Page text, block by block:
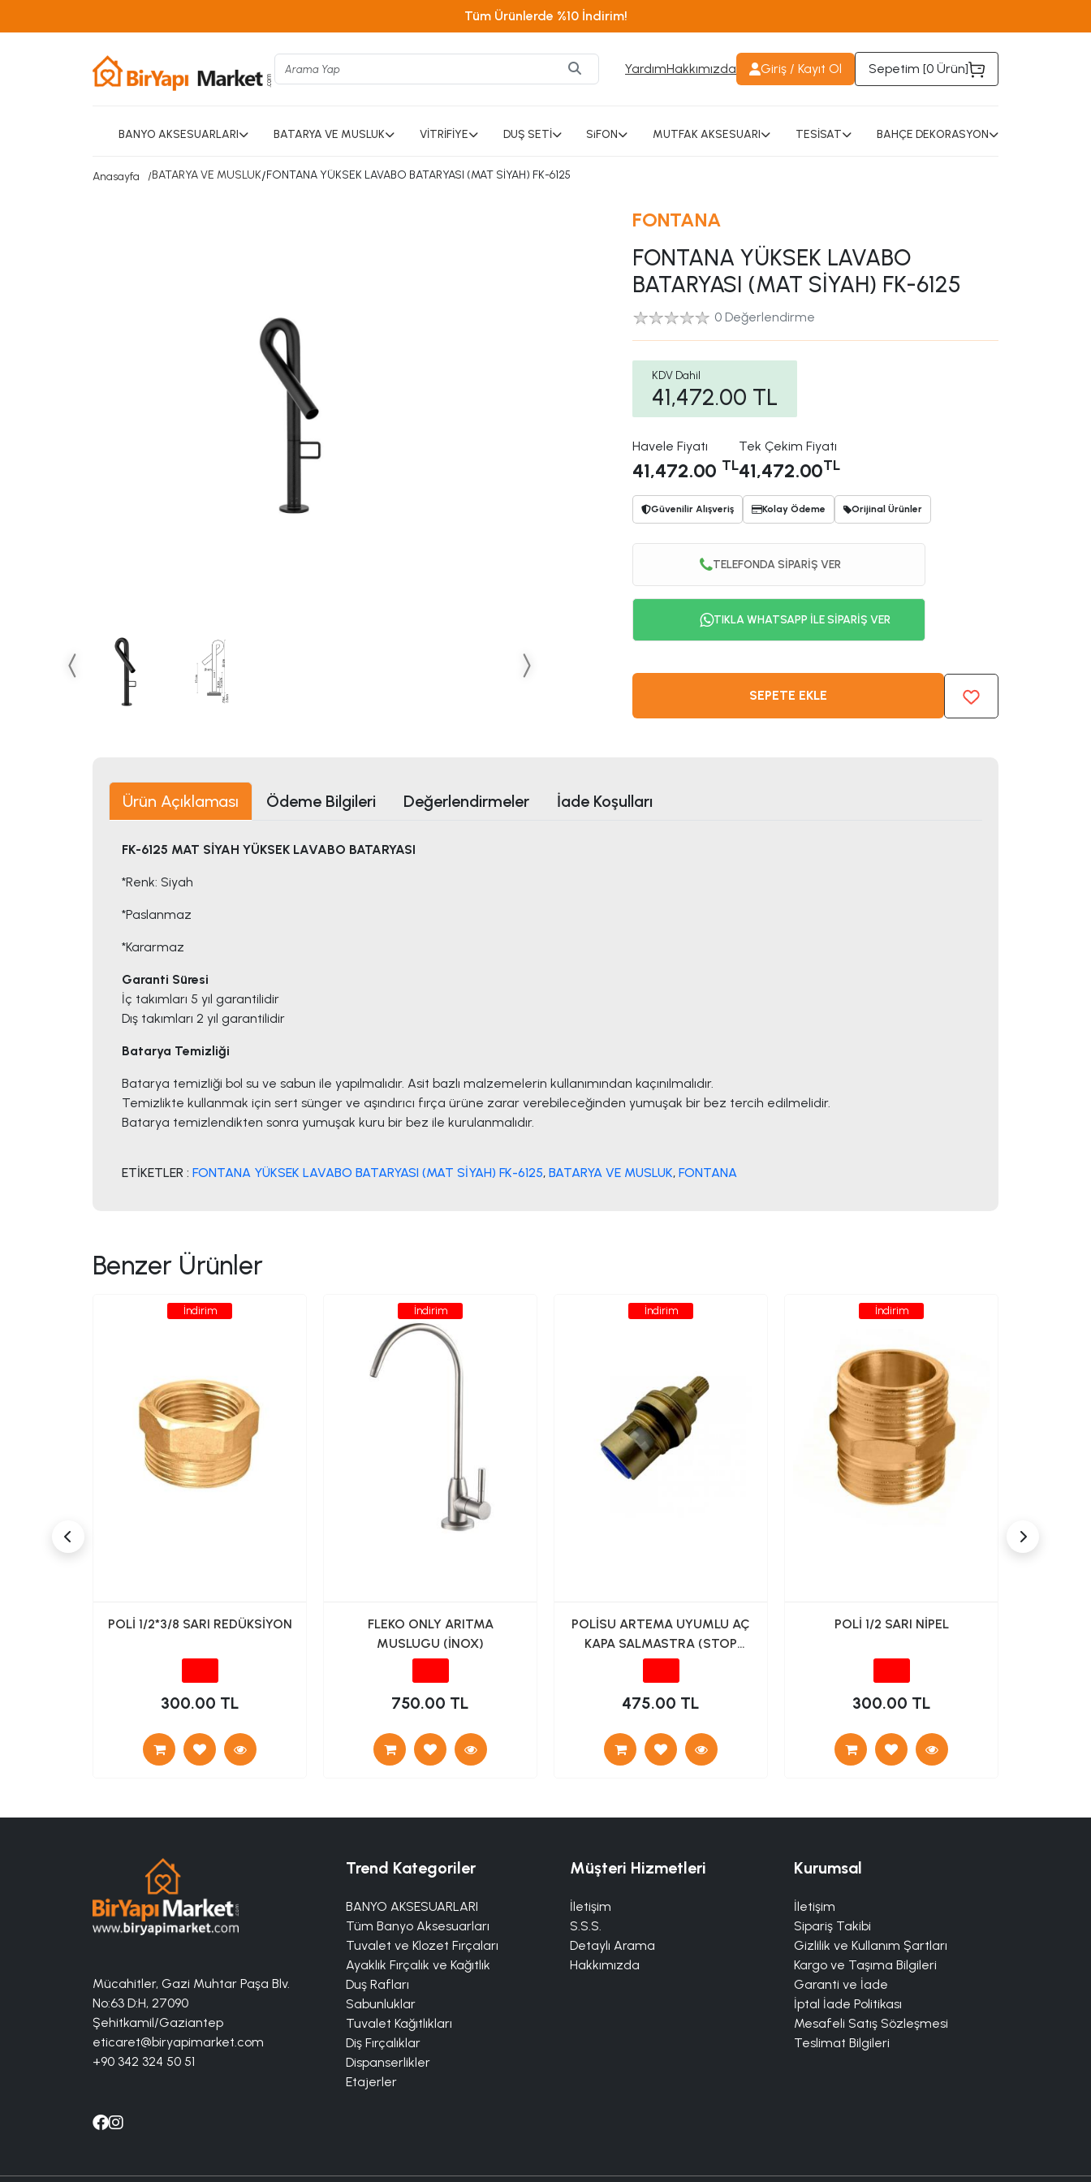
Tüm Ürünlerde %10 İndirim!
YardımHakkımızda Giriş / Kayıt Ol Sepetim [0 Ürün]
BANYO AKSESUARLARI BATARYA VE MUSLUK VİTRİFİYE DUŞ SETİ SiFON MUTFAK AKSESUARI TESİSAT BAHÇE DEKORASYON
Anasayfa BATARYA VE MUSLUK/FONTANA YÜKSEK LAVABO BATARYASI (MAT SİYAH) FK-6125
FONTANA
FONTANA YÜKSEK LAVABO
BATARYASI (MAT SİYAH) FK-6125
0 Değerlendirme
KDV Dahil
41,472.00 TL
Havele Fiyatı
41,472.00 TL
Tek Çekim Fiyatı
41,472.00TL
Güvenilir Alışveriş Kolay Ödeme Orijinal Ürünler
TELEFONDA SİPARİŞ VER
TIKLA WHATSAPP İLE SİPARİŞ VER
SEPETE EKLE
Ürün Açıklaması Ödeme Bilgileri Değerlendirmeler İade Koşulları
FK-6125 MAT SİYAH YÜKSEK LAVABO BATARYASI
*Renk: Siyah
*Paslanmaz
*Kararmaz
Garanti Süresi
İç takımları 5 yıl garantilidir
Dış takımları 2 yıl garantilidir
Batarya Temizliği
Batarya temizliği bol su ve sabun ile yapılmalıdır. Asit bazlı malzemelerin kullanımından kaçınılmalıdır.
Temizlikte kullanmak için sert sünger ve aşındırıcı fırça ürüne zarar verebileceğinden yumuşak bir bez tercih edilmelidir.
Batarya temizlendikten sonra yumuşak kuru bir bez ile kurulanmalıdır.
ETİKETLER : FONTANA YÜKSEK LAVABO BATARYASI (MAT SİYAH) FK-6125, BATARYA VE MUSLUK, FONTANA
Benzer Ürünler
İndirim
POLİ 1/2*3/8 SARI REDÜKSİYON
300.00 TL
İndirim
FLEKO ONLY ARITMA
MUSLUGU (İNOX)
750.00 TL
İndirim
POLİSU ARTEMA UYUMLU AÇ
KAPA SALMASTRA (STOP
VALF)
475.00 TL
İndirim
POLİ 1/2 SARI NİPEL
300.00 TL
Mücahitler, Gazi Muhtar Paşa Blv.
No:63 D:H, 27090
Şehitkamil/Gaziantep
eticaret@biryapimarket.com
+90 342 324 50 51
Trend Kategoriler
BANYO AKSESUARLARI
Tüm Banyo Aksesuarları
Tuvalet ve Klozet Fırçaları
Ayaklık Fırçalık ve Kağıtlık
Duş Rafları
Sabunluklar
Tuvalet Kağıtlıkları
Diş Fırçalıklar
Dispanserlikler
Etajerler
Kurumsal
İletişim
Sipariş Takibi
Gizlilik ve Kullanım Şartları
Kargo ve Taşıma Bilgileri
Garanti ve İade
İptal İade Politikası
Mesafeli Satış Sözleşmesi
Teslimat Bilgileri
Müşteri Hizmetleri
İletişim
S.S.S.
Detaylı Arama
Hakkımızda